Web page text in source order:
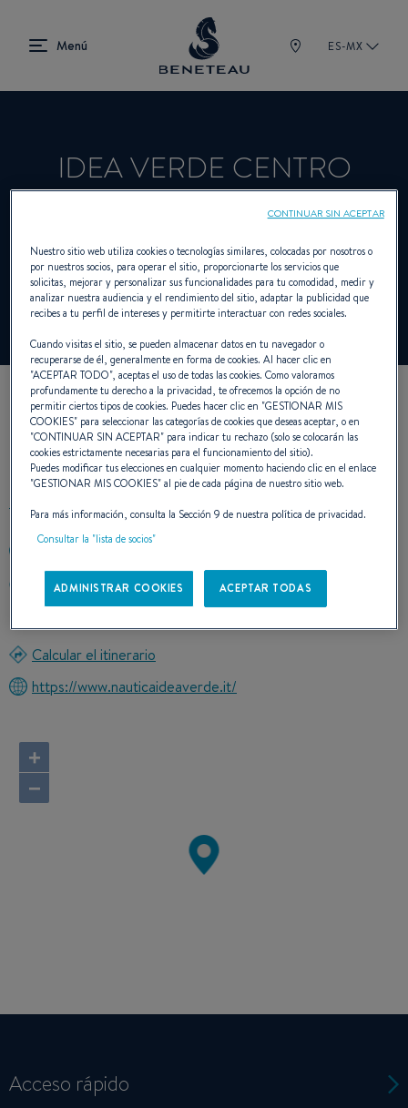
ES-MX
IDEA VERDE CENTRO
NAUTICO
Concesionario Fueraborda para BENETEAU
NUESTROS DATOS DE
CONTACTO
VIA ANTONIO MONTAGNA 2
72023 MESAGNE
Calcular el itinerario
https://www.nauticaideaverde.it/
+
−
Acceso rápido
Nuestro sitio web utiliza cookies o tecnologías similares, colocadas por nosotros o
por nuestros socios, para operar el sitio, proporcionarte los servicios que
solicitas, mejorar y personalizar sus funcionalidades para tu comodidad, medir y
analizar nuestra audiencia y el rendimiento del sitio, adaptar la publicidad que
recibes a tu perfil de intereses y permitirte interactuar con redes sociales.
Cuando visitas el sitio, se pueden almacenar datos en tu navegador o
recuperarse de él, generalmente en forma de cookies. Al hacer clic en
"ACEPTAR TODO", aceptas el uso de todas las cookies. Como valoramos
profundamente tu derecho a la privacidad, te ofrecemos la opción de no
permitir ciertos tipos de cookies. Puedes hacer clic en "GESTIONAR MIS
COOKIES" para seleccionar las categorías de cookies que deseas aceptar, o en
"CONTINUAR SIN ACEPTAR" para indicar tu rechazo (solo se colocarán las
cookies estrictamente necesarias para el funcionamiento del sitio).
Puedes modificar tus elecciones en cualquier momento haciendo clic en el enlace
"GESTIONAR MIS COOKIES" al pie de cada página de nuestro sitio web.
Para más información, consulta la Sección 9 de nuestra política de privacidad.
Consultar la "lista de socios"
ADMINISTRAR COOKIES ACEPTAR TODAS
CONTINUAR SIN ACEPTAR